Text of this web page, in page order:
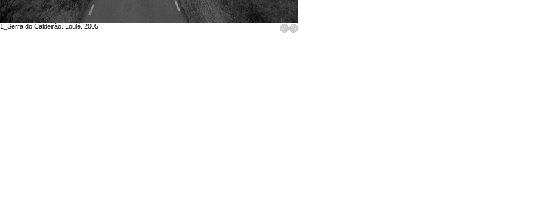
1_Serra do Caldeirão. Loulé. 2005